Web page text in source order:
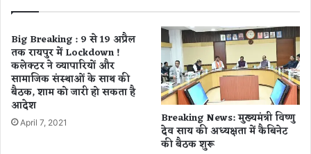
म्मा
न
बे
टे
की
ब
द
मा
शि
Big Breaking : 9 से 19 अप्रैल
तक रायपुर में Lockdown !
कलेक्टर ने व्यापारियों और
सामाजिक संस्थाओं के साथ की
बैठक, शाम को जारी हो सकता है
आदेश
April 7, 2021 Breaking News: मुख्यमंत्री विष्णु
देव साय की अध्यक्षता में कैबिनेट
की बैठक शुरू